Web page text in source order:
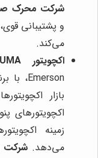
شرکت محرک
و پشتیبانی
می‌کند.
اکچویتور AUMA در مقابل Emerson (Bettis):
اکچویتورهای
زمینه
می‌دهد. شرکت